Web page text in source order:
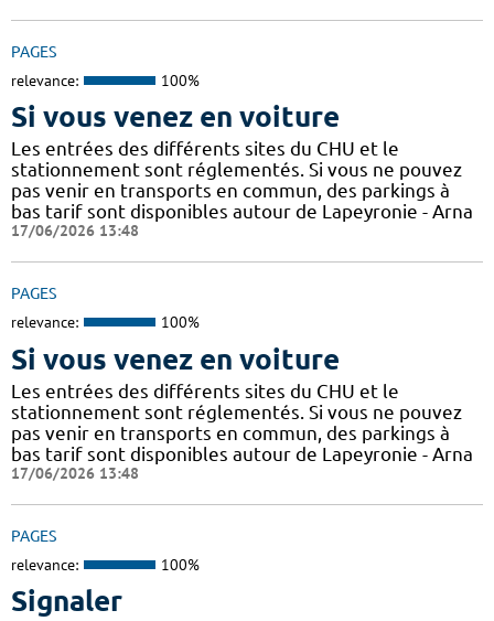
PAGES
relevance: 100%
Si vous venez en voiture
Les entrées des différents sites du CHU et le
stationnement sont réglementés. Si vous ne pouvez
pas venir en transports en commun, des parkings à
bas tarif sont disponibles autour de Lapeyronie - Arna
17/06/2026 13:48
PAGES
relevance: 100%
Si vous venez en voiture
Les entrées des différents sites du CHU et le
stationnement sont réglementés. Si vous ne pouvez
pas venir en transports en commun, des parkings à
bas tarif sont disponibles autour de Lapeyronie - Arna
17/06/2026 13:48
PAGES
relevance: 100%
Signaler